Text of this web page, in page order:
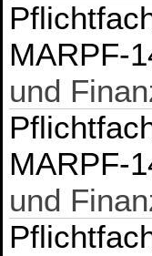
MARPF-
und
MARPF-
und